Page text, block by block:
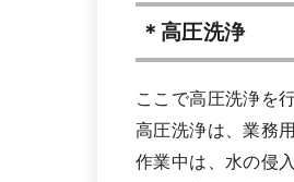
＊高圧洗浄
ここで高圧洗浄を
高圧洗浄は、業務
作業中は、水の侵